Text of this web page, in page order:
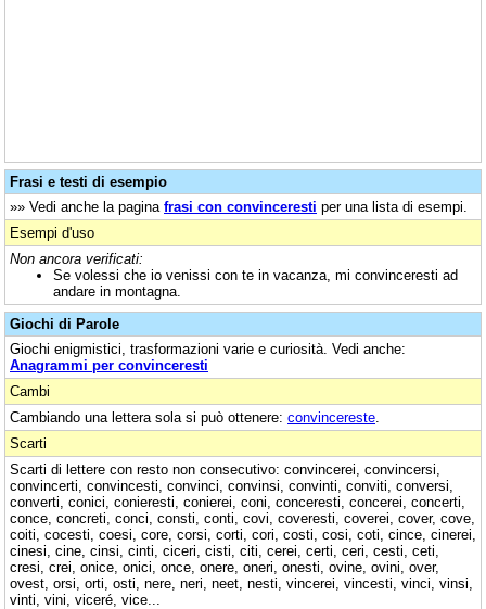
Frasi e testi di esempio
»» Vedi anche la pagina frasi con convinceresti per una lista di esempi.
Esempi d'uso
Non ancora verificati:
Se volessi che io venissi con te in vacanza, mi convinceresti ad
andare in montagna.
Giochi di Parole
Giochi enigmistici, trasformazioni varie e curiosità. Vedi anche:
Anagrammi per convinceresti
Cambi
Cambiando una lettera sola si può ottenere: convincereste
Scarti
Scarti di lettere con resto non consecutivo: convincerei, convincersi,
convincerti, convincesti, convinci, convinsi, convinti, conviti, conversi,
converti, conici, conieresti, conierei, coni, conceresti, concerei, concerti,
conce, concreti, conci, consti, conti, covi, coveresti, coverei, cover, cove,
coiti, cocesti, coesi, core, corsi, corti, cori, costi, cosi, coti, cince, cinerei,
cinesi, cine, cinsi, cinti, ciceri, cisti, citi, cerei, certi, ceri, cesti, ceti,
cresi, crei, onice, onici, once, onere, oneri, onesti, ovine, ovini, over,
ovest, orsi, orti, osti, nere, neri, neet, nesti, vincerei, vincesti, vinci, vinsi,
vinti, vini, viceré, vice...